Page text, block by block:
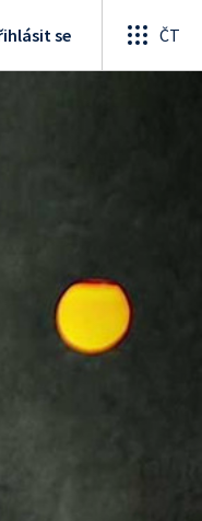
se ČT